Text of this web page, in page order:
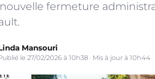
fermeture
Mansouri
le 27/02/2026 à 10h38 · Mis à jour à 10h44